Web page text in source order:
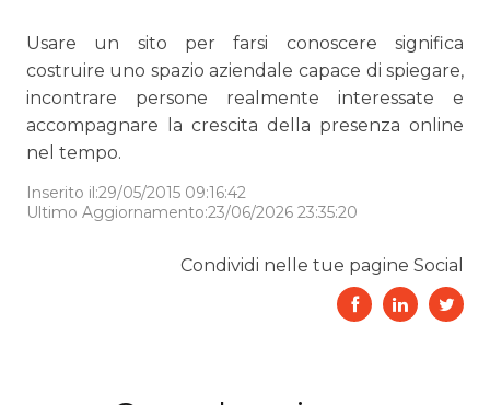
Usare un sito per farsi conoscere significa
costruire uno spazio aziendale capace di spiegare,
incontrare persone realmente interessate e
accompagnare la crescita della presenza online
nel tempo.
Inserito il:29/05/2015 09:16:42
Ultimo Aggiornamento:23/06/2026 23:35:20
Condividi nelle tue pagine Social